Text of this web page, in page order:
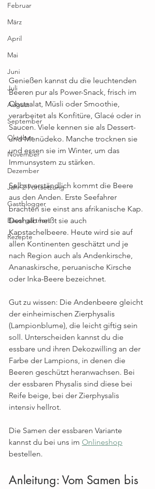
Februar
März
April
Mai
Juni
Juli
August
September
Oktober
November
Dezember
Jahr 2 Fortsetzung
Gastblogger
Basel gärtnert
Rezepte
Genießen kannst du die leuchtenden
Beeren pur als Power-Snack, frisch im
Obstsalat, Müsli oder Smoothie,
verarbeitet als Konfitüre, Glacé oder in
Saucen. Viele kennen sie als Dessert-
und Menüdeko. Manche trocknen sie
und essen sie im Winter, um das
Immunsystem zu stärken.
Selbstverständlich kommt die Beere
aus den Anden. Erste Seefahrer
brachten sie einst ans afrikanische Kap.
Deshalb heißt sie auch
Kapstachelbeere. Heute wird sie auf
allen Kontinenten geschätzt und je
nach Region auch als Andenkirsche,
Ananaskirsche, peruanische Kirsche
oder Inka-Beere bezeichnet.
Gut zu wissen: Die Andenbeere gleicht
der einheimischen Zierphysalis
(Lampionblume), die leicht giftig sein
soll. Unterscheiden kannst du die
essbare und ihren Dekozwilling an der
Farbe der Lampions, in denen die
Beeren geschützt heranwachsen. Bei
der essbaren Physalis sind diese bei
Reife beige, bei der Zierphysalis
intensiv hellrot.
Die Samen der essbaren Variante
kannst du bei uns im Onlineshop
bestellen.
Anleitung: Vom Samen bis